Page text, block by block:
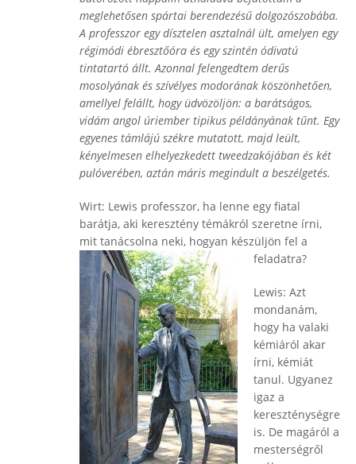
meglehetősen spártai berendezésű dolgozószobába.
A professzor egy dísztelen asztalnál ült, amelyen egy
régimódi ébresztőóra és egy szintén ódivatú
tintatartó állt. Azonnal felengedtem derűs
mosolyának és szívélyes modorának köszönhetően,
amellyel felállt, hogy üdvözöljön: a barátságos,
vidám angol úriember tipikus példányának tűnt. Egy
egyenes támlájú székre mutatott, majd leült,
kényelmesen elhelyezkedett tweedzakójában és két
pulóverében, aztán máris megindult a beszélgetés.
Wirt: Lewis professzor, ha lenne egy fiatal
barátja, aki keresztény témákról szeretne írni,
mit tanácsolna neki, hogyan készüljön fel a
feladatra?
Lewis: Azt
mondanám,
hogy ha valaki
kémiáról akar
írni, kémiát
tanul. Ugyanez
igaz a
kereszténységre
is. De magáról a
mesterségről